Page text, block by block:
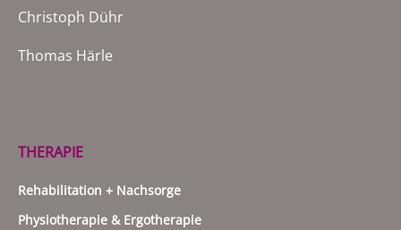
Christoph Dühr
Thomas Härle
THERAPIE
Rehabilitation + Nachsorge
Physiotherapie & Ergotherapie